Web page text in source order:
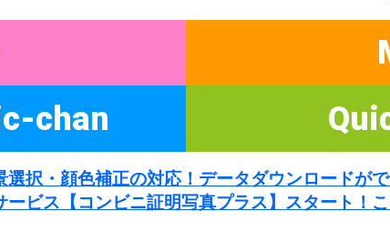
chan
選択・ 顔色補正の対応！ データダウンロードが
ービス 【コンビニ証明写真プラス】 スタート！